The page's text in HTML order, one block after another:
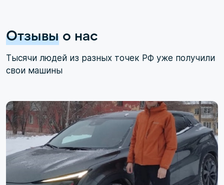
Отзывы о нас
Тысячи людей из разных точек РФ уже получили
свои машины